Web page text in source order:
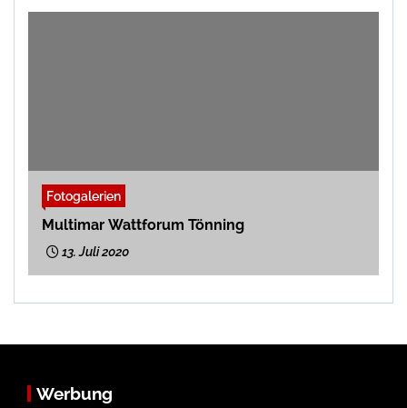
Fotogalerien
Multimar Wattforum Tönning
13. Juli 2020
Werbung